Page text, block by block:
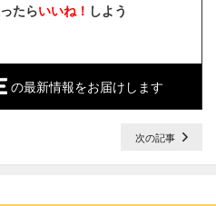
たらいいね！ しよう
の最新情報をお届けします
次の記事